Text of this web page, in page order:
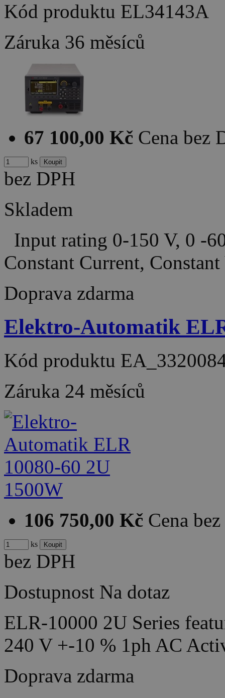
Kód produktu EL34143A
Záruka 36 měsíců
67 100,00 Kč Cena bez
ks
bez DPH
Skladem
Input rating 0-150 V, 0 -
Constant Current,
Doprava zdarma
Elektro-Automatik
Kód produktu
Záruka 24 měsíců
106 750,00 Kč Cena
ks
bez DPH
Dostupnost Na dotaz
ELR-10000 2U Series
240 V +-10 % 1ph AC
Doprava zdarma